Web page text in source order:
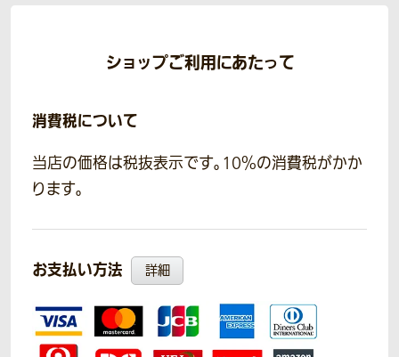
ショップご利用にあたって
消費税について
当店の価格は税抜表示です。10％の消費税がかか
ります。
お支払い方法 詳細